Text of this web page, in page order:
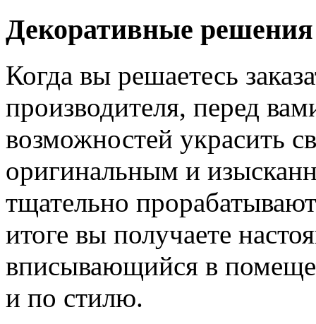
Декоративные решения
Когда вы решаетесь
производителя, перед
возможностей украсить
оригинальным и
тщательно
итоге вы получаете
вписывающийся в
и по стилю.